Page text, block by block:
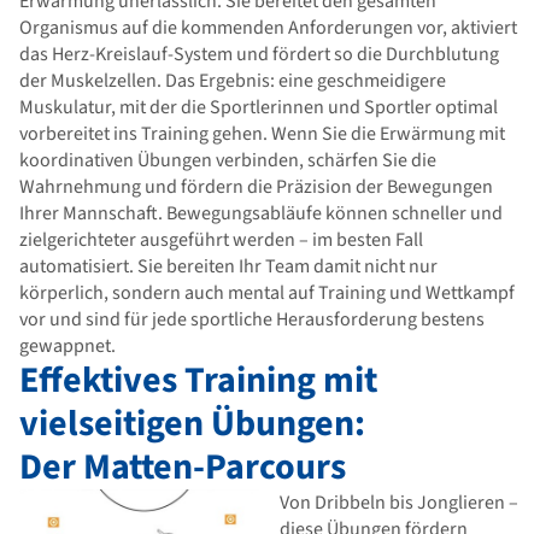
Organismus auf die kommenden Anforderungen vor, aktiviert
das Herz-Kreislauf-System und fördert so die Durchblutung
der Muskelzellen. Das Ergebnis: eine geschmeidigere
Muskulatur, mit der die Sportlerinnen und Sportler optimal
vorbereitet ins Training gehen. Wenn Sie die Erwärmung mit
koordinativen Übungen verbinden, schärfen Sie die
Wahrnehmung und fördern die Präzision der Bewegungen
Ihrer Mannschaft. Bewegungsabläufe können schneller und
zielgerichteter ausgeführt werden – im besten Fall
automatisiert. Sie bereiten Ihr Team damit nicht nur
körperlich, sondern auch mental auf Training und Wettkampf
vor und sind für jede sportliche Herausforderung bestens
gewappnet.
Effektives Training mit
vielseitigen Übungen:
Der Matten-Parcours
Von Dribbeln bis Jonglieren –